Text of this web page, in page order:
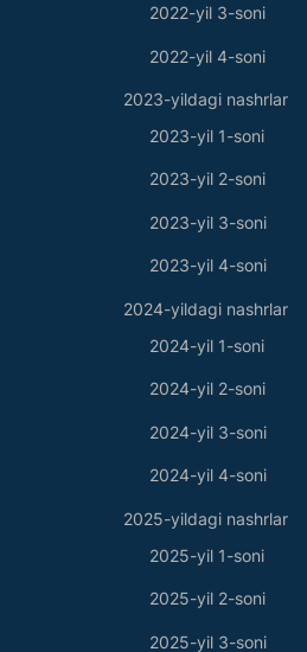
2022-yil 3-soni
2022-yil 4-soni
2023-yildagi nashrlar
2023-yil 1-soni
2023-yil 2-soni
2023-yil 3-soni
2023-yil 4-soni
2024-yildagi nashrlar
2024-yil 1-soni
2024-yil 2-soni
2024-yil 3-soni
2024-yil 4-soni
2025-yildagi nashrlar
2025-yil 1-soni
2025-yil 2-soni
2025-yil 3-soni